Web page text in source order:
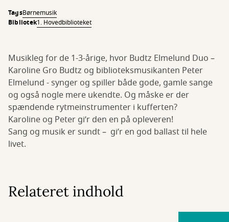
TagsBørnemusik
Bibliotek1. Hovedbiblioteket
Musikleg for de 1-3-årige, hvor Budtz Elmelund Duo –
Karoline Gro Budtz og biblioteksmusikanten Peter
Elmelund - synger og spiller både gode, gamle sange
og også nogle mere ukendte. Og måske er der
spændende rytmeinstrumenter i kufferten?
Karoline og Peter gi’r den en på opleveren!
Sang og musik er sundt – gi’r en god ballast til hele
livet.
Relateret indhold